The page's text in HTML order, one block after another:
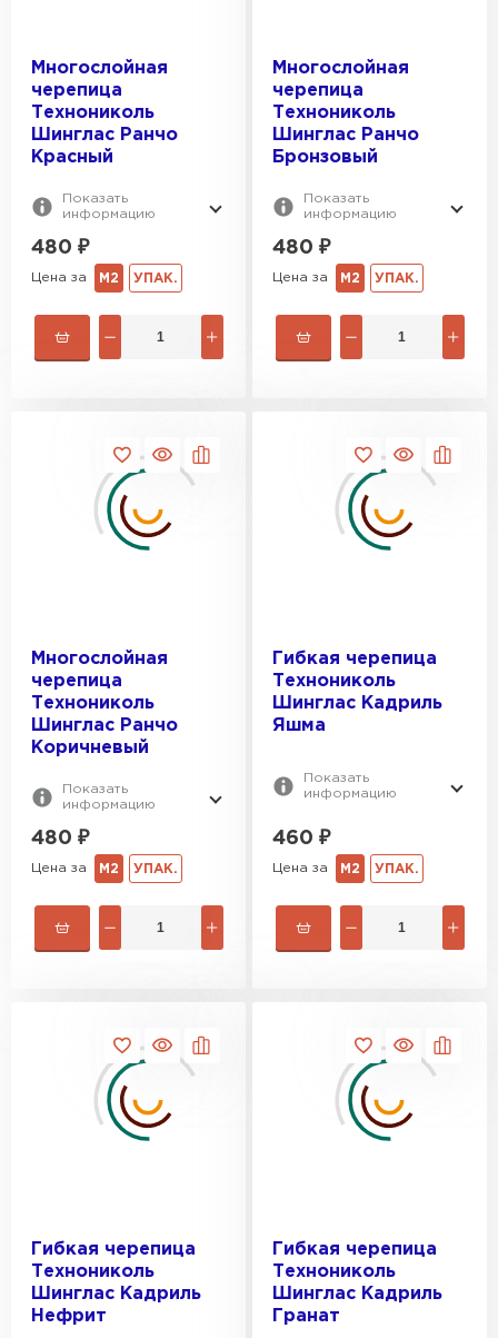
Многослойная
черепица
Технониколь
Шинглас Ранчо
Красный
Показать
информацию
480 ₽
Цена за М2 УПАК.
Многослойная
черепица
Технониколь
Шинглас Ранчо
Бронзовый
Показать
информацию
480 ₽
Цена за М2 УПАК.
Многослойная
черепица
Технониколь
Шинглас Ранчо
Коричневый
Показать
информацию
480 ₽
Цена за М2 УПАК.
Гибкая черепица
Технониколь
Шинглас Кадриль
Яшма
Показать
информацию
460 ₽
Цена за М2 УПАК.
Гибкая черепица
Технониколь
Шинглас Кадриль
Нефрит
Гибкая черепица
Технониколь
Шинглас Кадриль
Гранат